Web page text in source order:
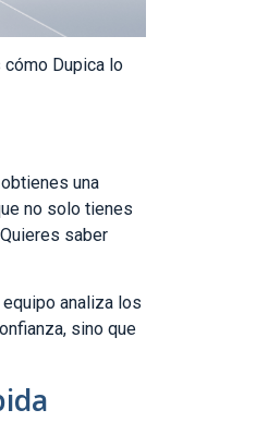
Dupica lo
una
no solo tienes
saber
analiza los
sino que